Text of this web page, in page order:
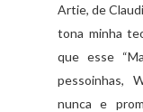
Artie, de
tona minha
que esse
pessoinhas,
nunca e